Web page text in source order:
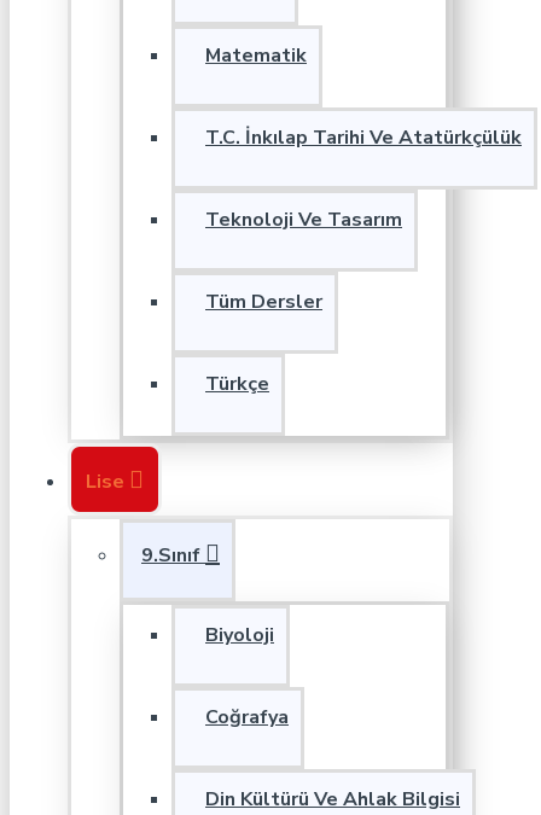
Matematik
T.C. İnkılap Tarihi Ve Atatürkçülük
Teknoloji Ve Tasarım
Tüm Dersler
Türkçe
Lise
9.Sınıf
Biyoloji
Coğrafya
Din Kültürü Ve Ahlak Bilgisi